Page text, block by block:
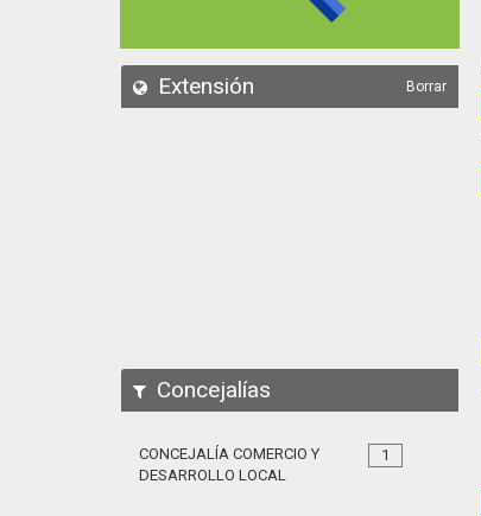
Extensión Borrar
Concejalías
1
CONCEJALÍA COMERCIO Y
DESARROLLO LOCAL